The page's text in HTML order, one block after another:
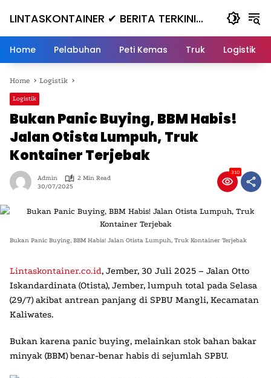
LINTASKONTAINER ✔ BERITA TERKINI
KONTAINER TERBARU HARI INI
Home Pelabuhan Peti Kemas Truk Logistik
Home Logistik
Logistik
Bukan Panic Buying, BBM Habis!
Jalan Otista Lumpuh, Truk
Kontainer Terjebak
Admin
2 Min Read
30/07/2025
310
Bukan Panic Buying, BBM Habis! Jalan Otista Lumpuh, Truk Kontainer Terjebak
Lintaskontainer.co.id, Jember, 30 Juli 2025 – Jalan Otto
Iskandardinata (Otista), Jember, lumpuh total pada Selasa
(29/7) akibat antrean panjang di SPBU Mangli, Kecamatan
Kaliwates.
Bukan karena panic buying, melainkan stok bahan bakar
minyak (BBM) benar-benar habis di sejumlah SPBU.